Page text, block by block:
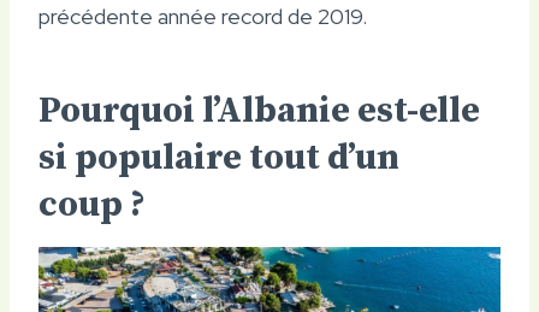
précédente année record de 2019.
Pourquoi l’Albanie est-elle
si populaire tout d’un
coup ?